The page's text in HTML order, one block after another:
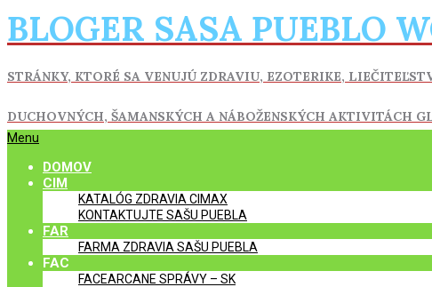
Skip
to
content
BLOGER SASA PUEBLO
STRÁNKY, KTORÉ SA VENUJÚ ZDRAVIU, EZOTERIKE,
DUCHOVNÝCH, ŠAMANSKÝCH A NÁBOŽENSKÝCH AKTIVITÁCH
Primary
Menu
Menu
DOMOV
CIM
KATALÓG ZDRAVIA CIMAX
KONTAKTUJTE SAŠU PUEBLA
FAR
FARMA ZDRAVIA SAŠU PUEBLA
FAC
FACEARCANE SPRÁVY – SK